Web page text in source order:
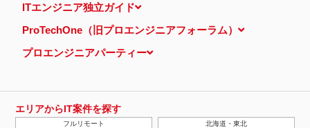
ITエンジニア独立ガイド
ProTechOne（旧プロエンジニアフォーラム）
プロエンジニアパーティー
エリアからIT案件を探す
フルリモート 北海道・東北